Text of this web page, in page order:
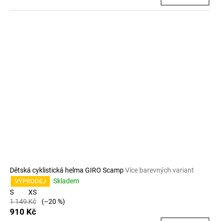
Dětská cyklistická helma GIRO ScampVíce barevných variant
VÝPRODEJ
Skladem
S
XS
1 149 Kč
(–20 %)
910 Kč